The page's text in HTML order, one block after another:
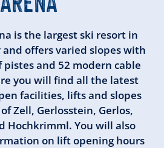
is the largest ski resort in
offers varied slopes with
and 52 modern cable
you will find all the latest
facilities, lifts and slopes
Zell, Gerlosstein, Gerlos,
Hochkrimml. You will also
on lift opening hours